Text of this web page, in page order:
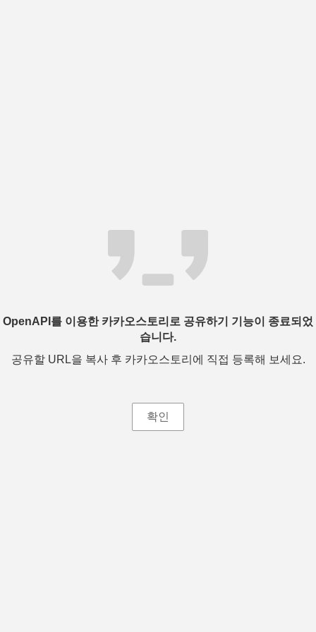
OpenAPI를 이용한 카카오스토리로 공유하기 기능이 종료되었
습니다.
공유할 URL을 복사 후 카카오스토리에 직접 등록해 보세요.
확인